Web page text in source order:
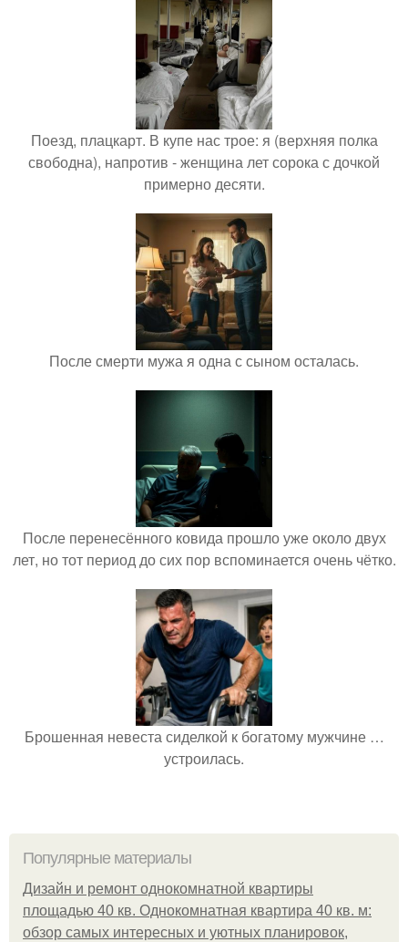
Поезд, плацкарт. В купе нас трое: я (верхняя полка
свободна), напротив - женщина лет сорока с дочкой
примерно десяти.
После смерти мужа я одна с сыном осталась.
После перенесённого ковида прошло уже около двух
лет, но тот период до сих пор вспоминается очень чётко.
Брошенная невеста сиделкой к богатому мужчине …
устроилась.
Популярные материалы
Дизайн и ремонт однокомнатной квартиры
площадью 40 кв. Однокомнатная квартира 40 кв. м:
обзор самых интересных и уютных планировок,